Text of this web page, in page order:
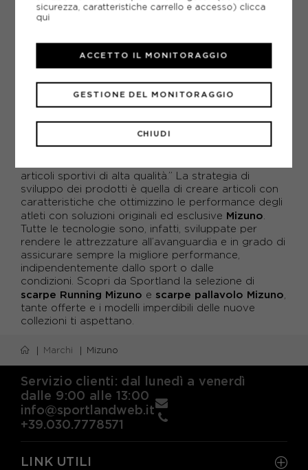
EUR 40,5 / UK 7 EUR 41 / UK 7,5
150,00€
abbigliamento sportivonata in Giappone nel 1906.
Oltre allo sviluppo e alla commercializzazione di una
vasta gamma di prodotti sportivi di running, volley,
tennis, calcio, golf e judo. Fin dalla nascita del brand,
è protagonista del mondo sportivo con
prodotti di alta qualità. Da più di 100 anni il marchio
viene guidato dall’ideale spirito sportivo che ancora
oggi anima tutte le scelte. La filosofia aziendale è
volta a “contribuire al miglioramento la società
articoli sportivi di alta qualità. ” La strategia di
sviluppo dei prodotti è quella di creare articoli con
caratteristiche che ottimizzino le performance degli
atleti con soluzioni originali ed esclusive Mizuno
Tutte le tecnologie sono, infatti, sviluppate per
rendere le attrezzature all’avanguardia e in grado di
assicurare sempre la migliore performance,
indipendentemente dallo sport o dalle
condizioni. Scopri da Sportland la selezione di
scarpe Running Mizuno e scarpe pallavolo Mizuno
tante offerte e i modelli imperdibili delle nuove
collezioni ti aspettano.
Marchi Mizuno
Servizio clienti: dal lunedì a venerdì
dalle 9:00 alle 13:00
info@sportlandweb.it
+39.030.7778571
LINK UTILI
sicurezza, caratteristiche carrello e accesso) clicca
qui
CHIUDI
GESTIONE DEL MONITORAGGIO
ACCETTO IL MONITORAGGIO